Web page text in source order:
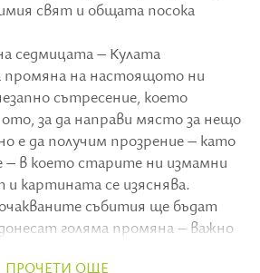
свят и общата посока
седмицата – Кулата
промяна на настоящото ни
сътресение, което
за да направи място за нещо
е да получим прозрение – като
– в което старите ни измамни
и картината се изяснява.
събития ще бъдат
голяма промяна – важно
ПРОЧЕТИ ОЩЕ